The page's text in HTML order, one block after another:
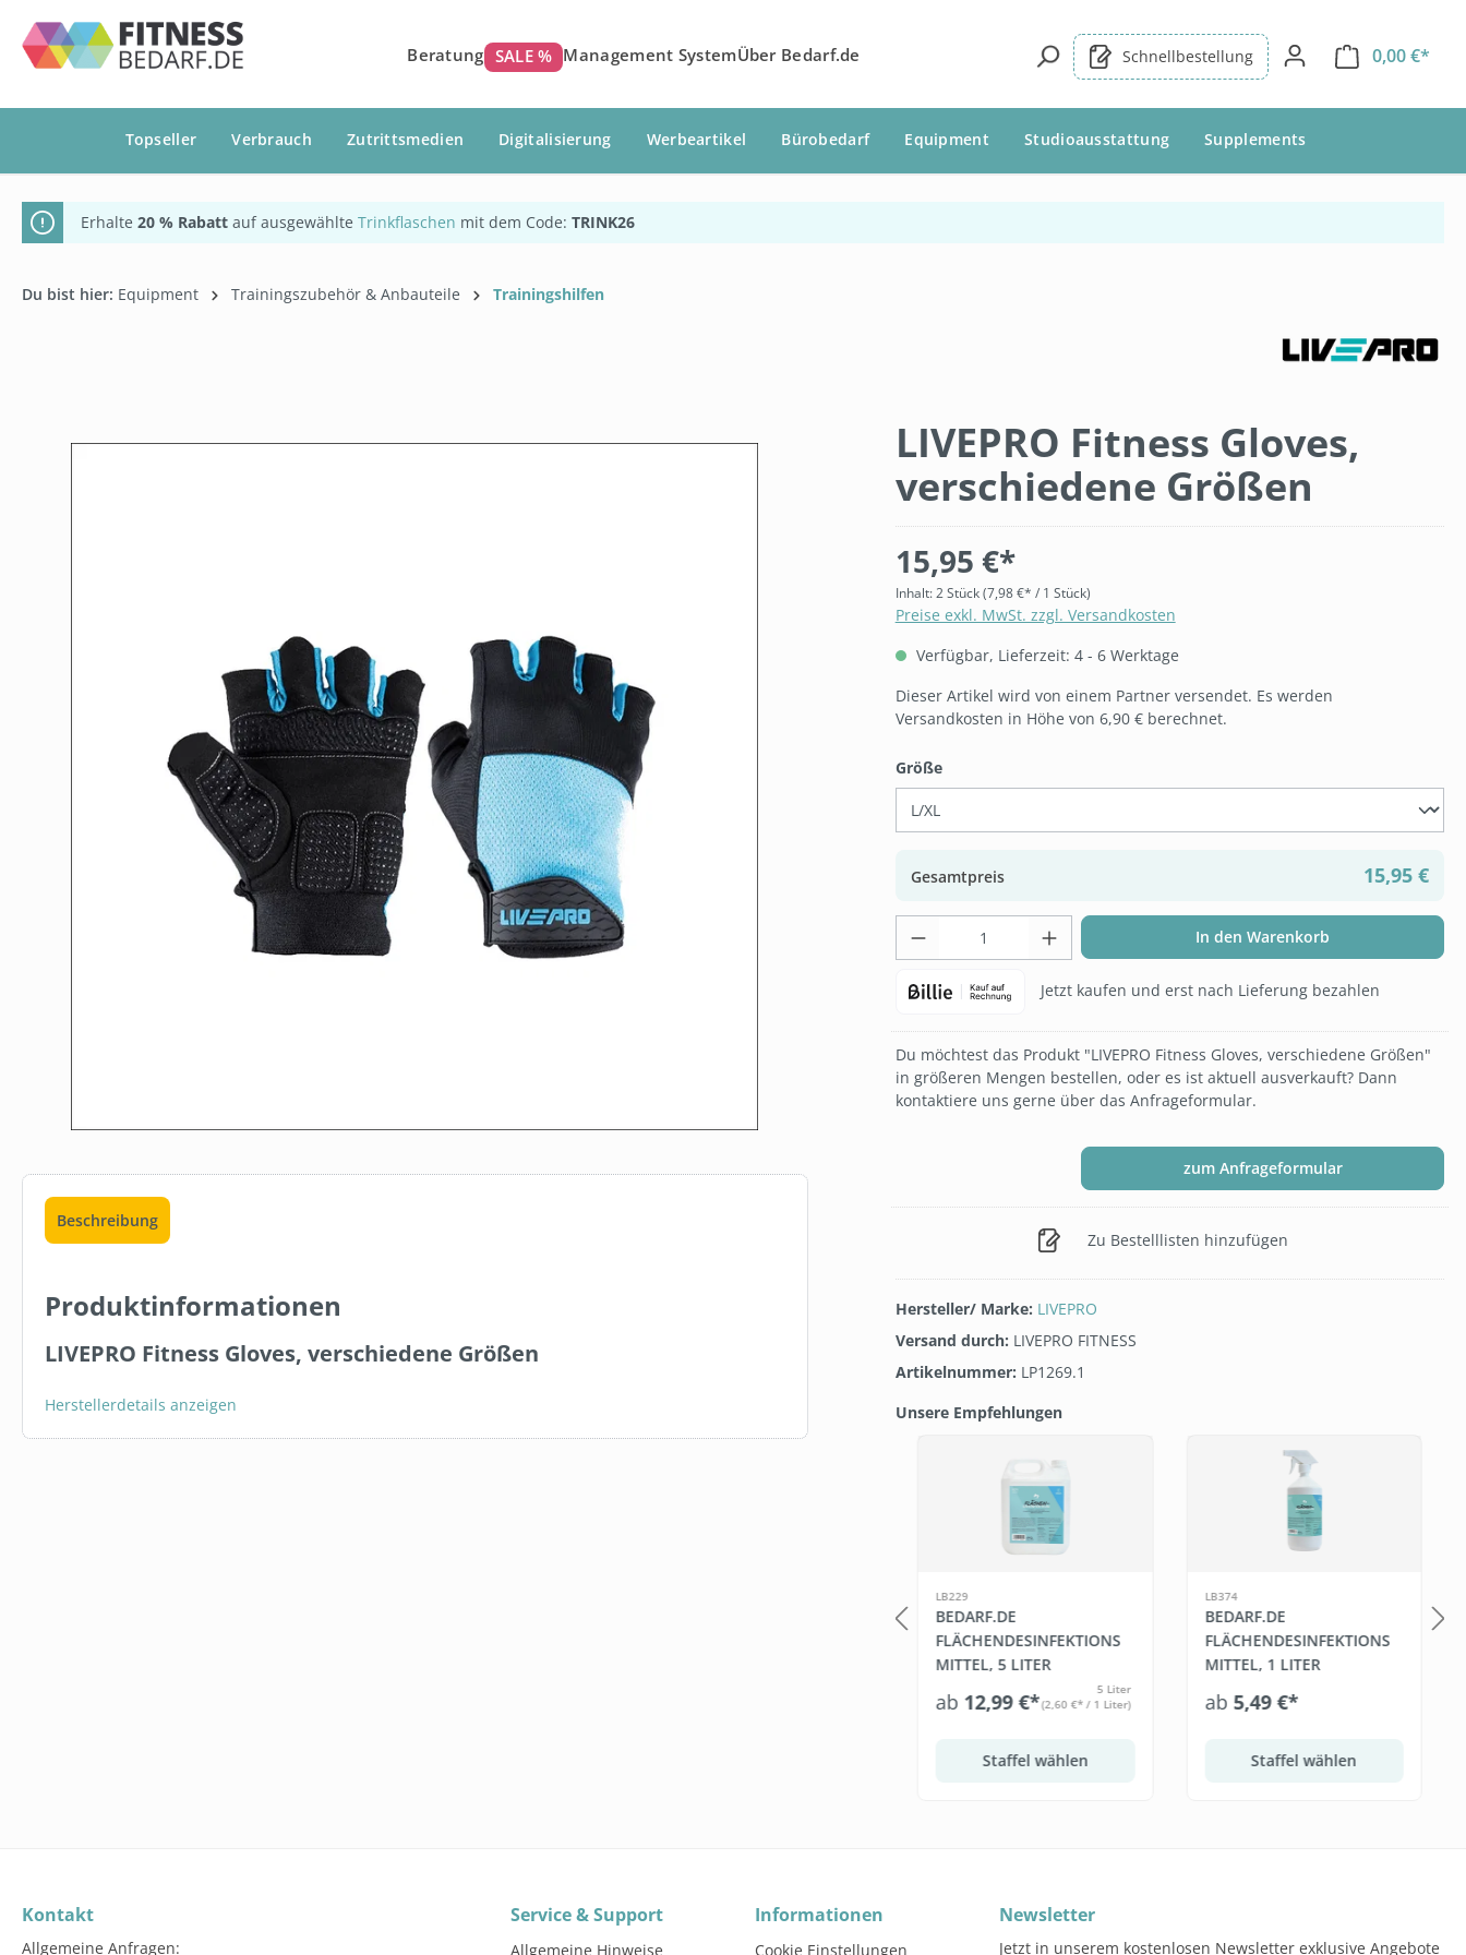
Zur Hauptnavigation springen
Beratung SALE % Management SystemÜber Bedarf.de Schnellbestellung 0,00 €*
Topseller Verbrauch Zutrittsmedien Digitalisierung Werbeartikel Bürobedarf Equipment Studioausstattung Supplements
Erhalte 20 % Rabatt auf ausgewählte Trinkflaschen mit dem Code: TRINK26
Du bist hier: Equipment Trainingszubehör & Anbauteile Trainingshilfen
Beschreibung
Produktinformationen
LIVEPRO Fitness Gloves, verschiedene Größen
Herstellerdetails anzeigen
LIVEPRO Fitness Gloves,
verschiedene Größen
15,95 €*
Inhalt:2 Stück(7,98 €* / 1 Stück)
Preise exkl. MwSt. zzgl. Versandkosten
Verfügbar, Lieferzeit: 4 - 6 Werktage
Dieser Artikel wird von einem Partner versendet. Es werden
Versandkosten in Höhe von 6,90 € berechnet.
Größeauswählen
Gesamtpreis 15,95 €
Produkt Anzahl: Gib den gewünschten Wert
In den Warenkorb
Jetzt kaufen und erst nach Lieferung bezahlen
Du möchtest das Produkt "LIVEPRO Fitness Gloves, verschiedene Größen"
in größeren Mengen bestellen, oder es ist aktuell ausverkauft? Dann
kontaktiere uns gerne über das Anfrageformular.
zum Anfrageformular
Zu Bestelllisten hinzufügen
Hersteller/ Marke: LIVEPRO
Versand durch: LIVEPRO FITNESS
Artikelnummer: LP1269.1
Unsere Empfehlungen
LB229
BEDARF.DE
FLÄCHENDESINFEKTIONS
MITTEL, 5 LITER
ab 12,99 €*
5 Liter
(2,60 €* / 1 Liter)
Staffel wählen
LB374
BEDARF.DE
FLÄCHENDESINFEKTIONS
MITTEL, 1 LITER
ab 5,49 €*
Staffel wählen
Kontakt
Allgemeine Anfragen:
Service & Support
Allgemeine Hinweise
Informationen
Cookie Einstellungen
Newsletter
Jetzt in unserem kostenlosen Newsletter exklusive Angebote